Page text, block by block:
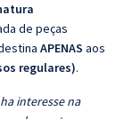
de peças
APENAS aos
regulares).
interesse na